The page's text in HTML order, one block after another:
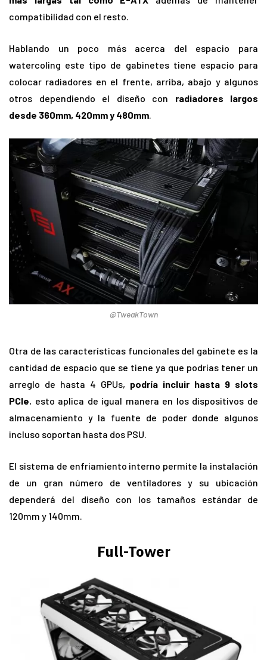
compatibilidad con el resto.
Hablando un poco más acerca del espacio para
watercoling este tipo de gabinetes tiene espacio para
colocar radiadores en el frente, arriba, abajo y algunos
otros dependiendo el diseño con radiadores largos
desde 360mm, 420mm y 480mm
@TweakTown
Otra de las características funcionales del gabinete es la
cantidad de espacio que se tiene ya que podrías tener un
arreglo de hasta 4 GPUs, podría incluir hasta 9 slots
PCIe, esto aplica de igual manera en los dispositivos de
almacenamiento y la fuente de poder donde algunos
incluso soportan hasta dos PSU.
El sistema de enfriamiento interno permite la instalación
de un gran número de ventiladores y su ubicación
dependerá del diseño con los tamaños estándar de
120mm y 140mm.
Full-Tower